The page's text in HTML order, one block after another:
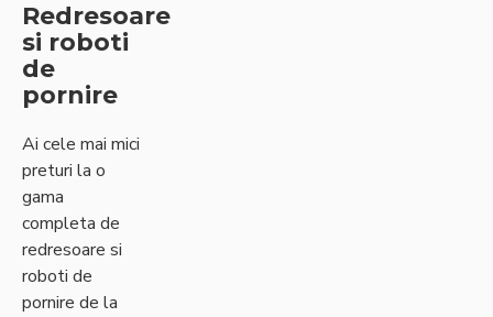
Redresoare
si roboti
de
pornire
Ai cele mai mici
preturi la o
gama
completa de
redresoare si
roboti de
pornire de la